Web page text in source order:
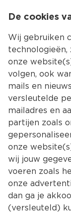
De cookies
Wij gebruiken
technologieën,
onze
volgen, ook
mails en
versleutelde
mailadres en
partijen zoals
onze
wij jouw
voeren zoals
onze
dan ga je
(versleuteld)